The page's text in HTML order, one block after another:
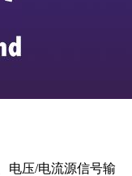
电压/电流源信号输